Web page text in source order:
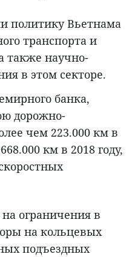
политику Вьетнама
транспорта и
также научно-
в этом секторе.
банка,
дорожно-
чем 223.000 км в
км в 2018 году,
ограничения в
на кольцевых
подъездных